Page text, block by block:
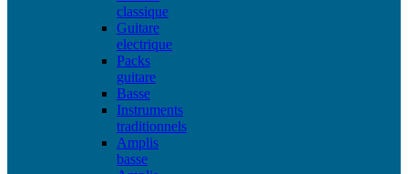
classique
Guitare
electrique
Packs
guitare
Basse
Instruments
traditionnels
Amplis
basse